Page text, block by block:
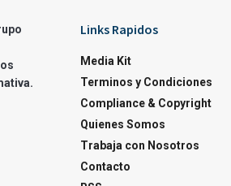
Links Rapidos
Media Kit
Terminos y Condiciones
Compliance & Copyright
Quienes Somos
Trabaja con Nosotros
Contacto